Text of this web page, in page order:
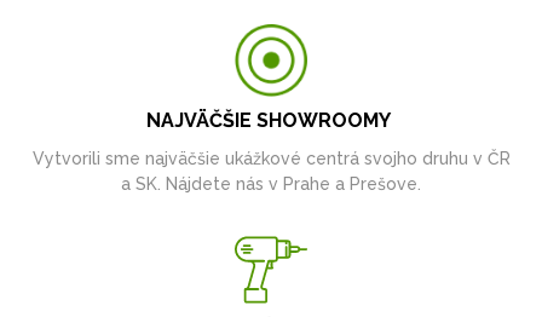
NAJVÄČŠIE SHOWROOMY
Vytvorili sme najväčšie ukážkové centrá svojho druhu v ČR
a SK. Nájdete nás v Prahe a Prešove.